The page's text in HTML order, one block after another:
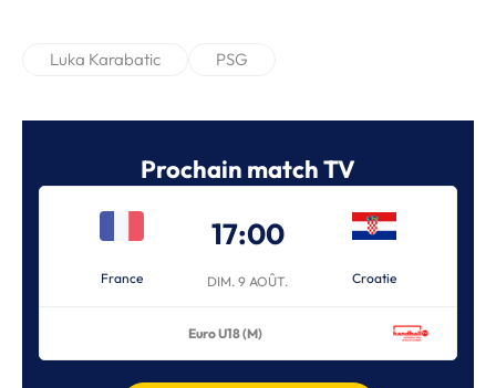
Luka Karabatic PSG
Prochain match TV
France
17:00
DIM. 9 AOÛT. Croatie
Euro U18 (M)